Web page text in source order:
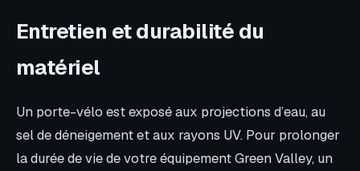
Entretien et durabilité du
matériel
Un porte-vélo est exposé aux projections d’eau, au
sel de déneigement et aux rayons UV. Pour prolonger
la durée de vie de votre équipement Green Valley, un